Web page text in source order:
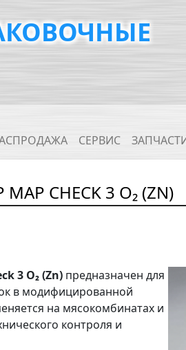
СЕРВИС
CHECK 3 О₂ (ZN)
3 О₂ (Zn) предназначен для
в модифицированной
на мясокомбинатах и
контроля и